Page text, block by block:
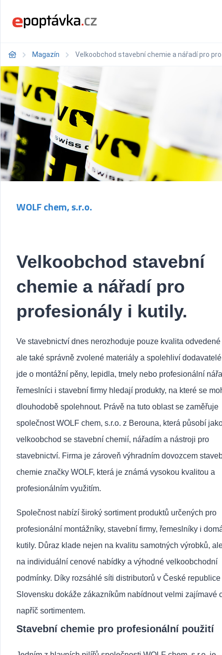
Magazín Velkoobchod stavební chemie a nářadí pro
WOLF chem, s.r.o.
Velkoobchod stavební
chemie a nářadí pro
profesionály i kutily.
Ve stavebnictví dnes nerozhoduje pouze kvalita odvedené
ale také správně zvolené materiály a spolehliví
jde o montážní pěny, lepidla, tmely nebo profesionální
řemeslníci i stavební firmy hledají produkty, na které se
dlouhodobě spolehnout. Právě na tuto oblast se zaměřuje
společnost WOLF chem, s.r.o. z Berouna, která působí
velkoobchod se stavební chemií, nářadím a nástroji pro
stavebnictví. Firma je zároveň výhradním dovozcem
chemie značky WOLF, která je známá vysokou kvalitou a
profesionálním využitím.
Společnost nabízí široký sortiment produktů určených pro
profesionální montážníky, stavební firmy, řemeslníky i
kutily. Důraz klade nejen na kvalitu samotných výrobků,
na individuální cenové nabídky a výhodné velkoobchodní
podmínky. Díky rozsáhlé síti distributorů v České
Slovensku dokáže zákazníkům nabídnout velmi zajímavé
napříč sortimentem.
Stavební chemie pro profesionální použití